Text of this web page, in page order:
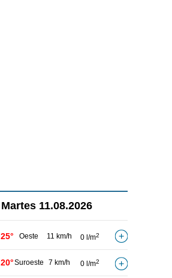
Martes 11.08.2026
25° Oeste 11 km/h 0 l/m2
20°Suroeste 7 km/h 0 l/m2